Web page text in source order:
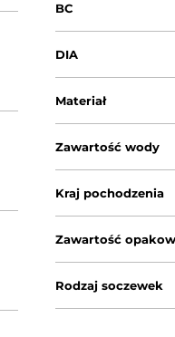
BC
DIA
Materiał
Zawartość wody
Kraj pochodzenia
Zawartość
Rodzaj soczewek